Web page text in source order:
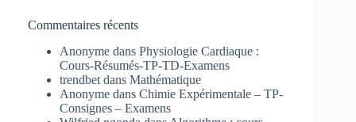
Commentaires récents
Anonyme dans Physiologie Cardiaque :
Cours-Résumés-TP-TD-Examens
trendbet dans Mathématique
Anonyme dans Chimie Expérimentale – TP-
Consignes – Examens